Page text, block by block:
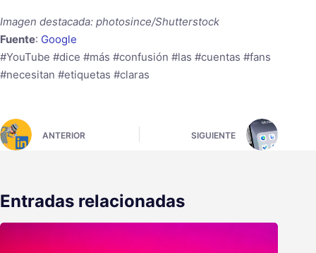
Imagen destacada: photosince/Shutterstock
Fuente: Google
#YouTube #dice #más #confusión #las #cuentas #fans
#necesitan #etiquetas #claras
ANTERIOR SIGUIENTE
Entradas relacionadas